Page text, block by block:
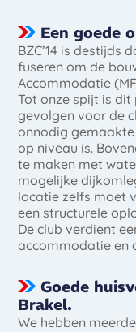
Een goede
BZC’14 is destijds
fuseren om de
Accommodatie
Tot onze spijt is
gevolgen voor de
onnodig
op niveau is.
te maken met
mogelijke
locatie zelfs moet
een structurele
De club verdient
accommodatie en
Goede
Brakel.
We hebben